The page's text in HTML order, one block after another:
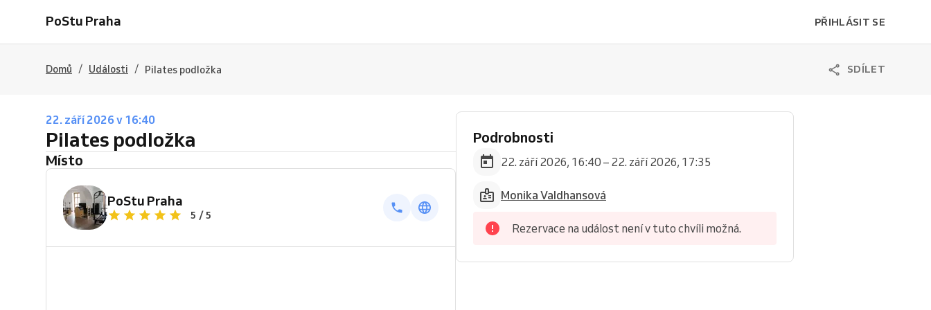
PoStu Praha PŘIHLÁSIT SE
Domů / Události / Pilates podložka SDÍLET
22. září 2026 v 16:40
Pilates podložka
Místo
PoStu Praha
5 / 5
Podrobnosti
22. září 2026, 16:40 – 22. září 2026, 17:35
Monika Valdhansová
Rezervace na událost není v tuto chvíli možná.